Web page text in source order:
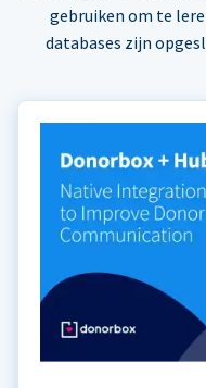
gebruiken om te
databases zijn